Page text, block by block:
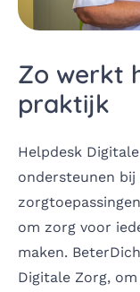
Zo werkt
praktijk
Helpdesk
ondersteunen
om zorg voor
maken.
Digitale Zorg,